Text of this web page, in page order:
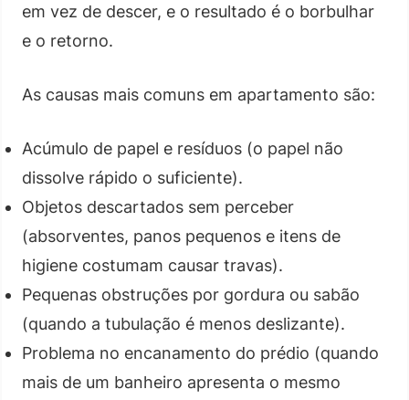
em vez de descer, e o resultado é o borbulhar
e o retorno.
As causas mais comuns em apartamento são:
Acúmulo de papel e resíduos (o papel não
dissolve rápido o suficiente).
Objetos descartados sem perceber
(absorventes, panos pequenos e itens de
higiene costumam causar travas).
Pequenas obstruções por gordura ou sabão
(quando a tubulação é menos deslizante).
Problema no encanamento do prédio (quando
mais de um banheiro apresenta o mesmo